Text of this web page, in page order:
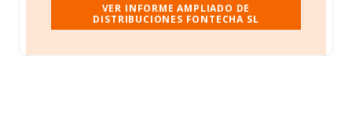
VER INFORME AMPLIADO DE
DISTRIBUCIONES FONTECHA SL